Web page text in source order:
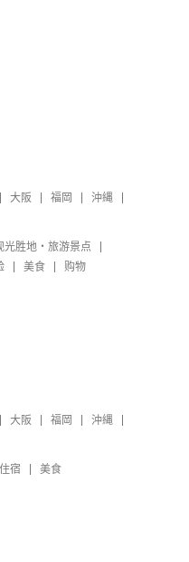
大阪 福岡 沖縄
光胜地・旅游景点
美食 购物
大阪 福岡 沖縄
住宿 美食